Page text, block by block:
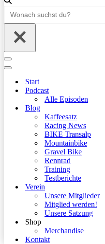
Search
for:
Navigationsmenü
Navigationsmenü
Start
Podcast
Alle Episoden
Blog
Kaffeesatz
Racing News
BIKE Transalp
Mountainbike
Gravel Bike
Rennrad
Training
Testberichte
Verein
Unsere Mitglieder
Mitglied werden!
Unsere Satzung
Shop
Merchandise
Kontakt